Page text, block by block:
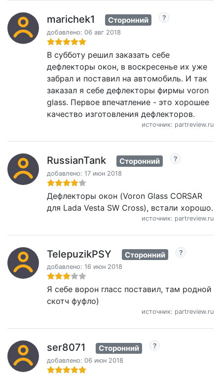
marichek1 Сторонний
добавлено: 06 авг 2018
В субботу решил заказать себе
дефлекторы окон, в воскресенье их уже
забрал и поставил на автомобиль. И так
заказал я себе дефлекторы фирмы voron
glass. Первое впечатление - это хорошее
качество изготовления дефлекторов.
источник: partreview.ru
RussianTank Сторонний
добавлено: 17 июн 2018
Дефлекторы окон (Voron Glass CORSAR
для Lada Vesta SW Cross), встали хорошо.
источник: partreview.ru
TelepuzikPSY Сторонний
добавлено: 16 июн 2018
Я себе ворон гласс поставил, там родной
скотч фуфло)
источник: partreview.ru
ser8071 Сторонний
добавлено: 06 июн 2018